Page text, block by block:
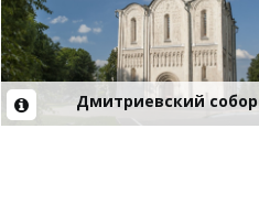
Дмитриевский собор